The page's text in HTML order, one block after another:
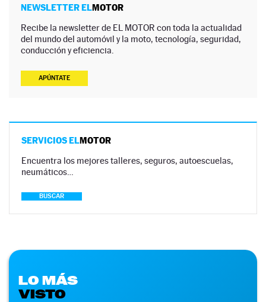
NEWSLETTER ELMOTOR
Recibe la newsletter de EL MOTOR con toda la actualidad
del mundo del automóvil y la moto, tecnología, seguridad,
conducción y eficiencia.
APÚNTATE
SERVICIOS ELMOTOR
Encuentra los mejores talleres, seguros, autoescuelas,
neumáticos…
BUSCAR
LO MÁS
VISTO